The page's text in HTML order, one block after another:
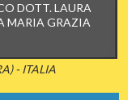
DOTT. LAURA
MARIA GRAZIA
- ITALIA